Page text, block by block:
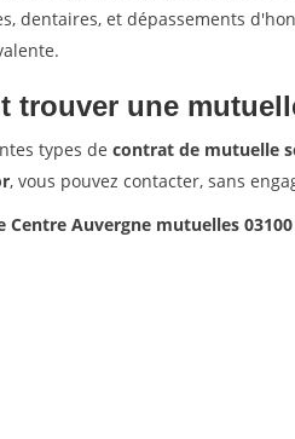
dentaires, et dépassements
trouver une
types de contrat de mutuelle
, vous pouvez contacter, sans
Centre Auvergne mutuelles 03100